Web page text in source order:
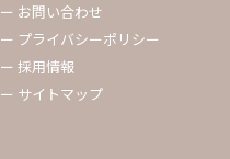
ー お問い合わせ
ー プライバシーポリシー
ー 採用情報
ー サイトマップ